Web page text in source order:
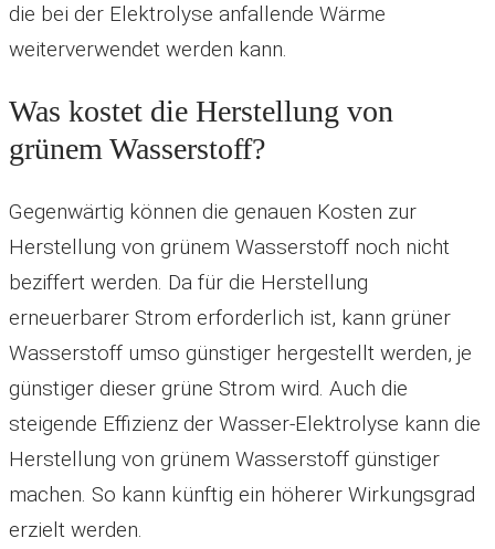
die bei der Elektrolyse anfallende Wärme
weiterverwendet werden kann.
Was kostet die Herstellung von
grünem Wasserstoff?
Gegenwärtig können die genauen Kosten zur
Herstellung von grünem Wasserstoff noch nicht
beziffert werden. Da für die Herstellung
erneuerbarer Strom erforderlich ist, kann grüner
Wasserstoff umso günstiger hergestellt werden, je
günstiger dieser grüne Strom wird. Auch die
steigende Effizienz der Wasser-Elektrolyse kann die
Herstellung von grünem Wasserstoff günstiger
machen. So kann künftig ein höherer Wirkungsgrad
erzielt werden.